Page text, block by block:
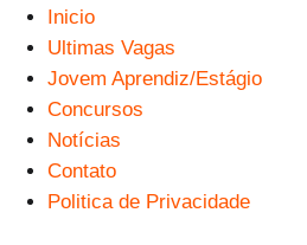
Inicio
Ultimas Vagas
Jovem Aprendiz/Estágio
Concursos
Notícias
Contato
Politica de Privacidade